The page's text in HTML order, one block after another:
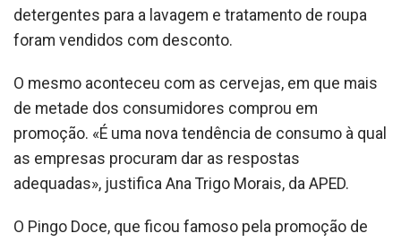
detergentes para a lavagem e tratamento de roupa
foram vendidos com desconto.
O mesmo aconteceu com as cervejas, em que mais
de metade dos consumidores comprou em
promoção. «É uma nova tendência de consumo à qual
as empresas procuram dar as respostas
adequadas», justifica Ana Trigo Morais, da APED.
O Pingo Doce, que ficou famoso pela promoção de